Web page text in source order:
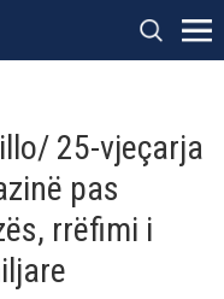
25-vjeçarja
pas
rrëfimi i